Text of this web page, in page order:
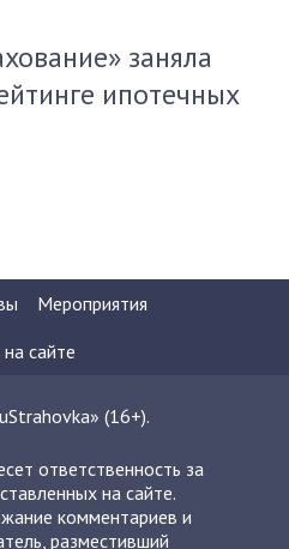
заняла
ипотечных
Мероприятия
сайте
(16+).
ответственность за
на сайте.
комментариев и
разместивший